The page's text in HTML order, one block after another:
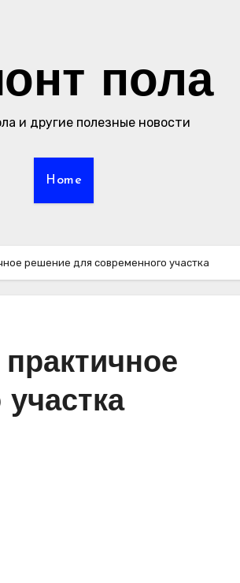
пола
и другие полезные новости
Home
решение для современного участка